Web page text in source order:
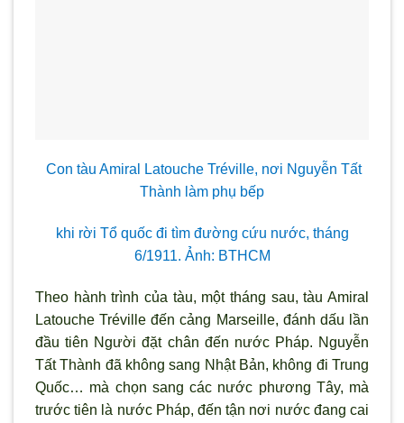
Con tàu Amiral Latouche Tréville, nơi Nguyễn Tất
Thành làm phụ bếp
khi rời Tổ quốc đi tìm đường cứu nước, tháng
6/1911. Ảnh: BTHCM
Theo hành trình của tàu, một tháng sau, tàu Amiral
Latouche Tréville đến cảng Marseille, đánh dấu lần
đầu tiên Người đặt chân đến nước Pháp. Nguyễn
Tất Thành đã không sang Nhật Bản, không đi Trung
Quốc… mà chọn sang các nước phương Tây, mà
trước tiên là nước Pháp, đến tận nơi nước đang cai